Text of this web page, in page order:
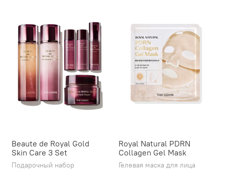
Beaute de Royal Gold
Skin Care 3 Set
Подарочный набор
Royal Natural PDRN
Collagen Gel Mask
Гелевая маска для лица